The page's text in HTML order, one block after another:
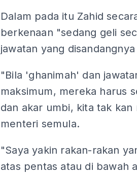
Dalam pada itu Zahid
berkenaan "sedang geli
jawatan yang
"Bila 'ghanimah' dan
maksimum, mereka harus
dan akar umbi, kita tak kan
menteri semula.
"Saya yakin rakan-rakan
atas pentas atau di bawah